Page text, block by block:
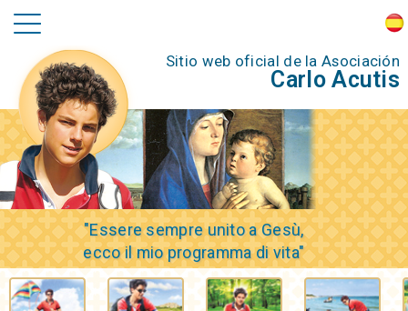
Sitio web oficial de la Asociación
Carlo Acutis
"Essere sempre unito a Gesù,
ecco il mio programma di vita"